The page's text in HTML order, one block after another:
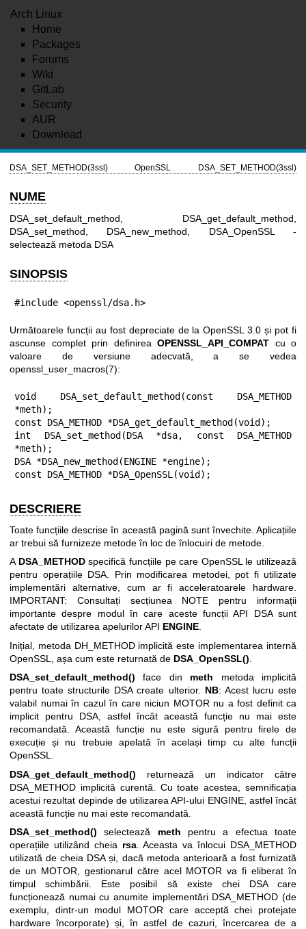
Arch Linux
Home
Packages
Forums
Wiki
GitLab
Security
AUR
Download
DSA_SET_METHOD(3ssl) OpenSSL DSA_SET_METHOD(3ssl)
NUME
DSA_set_default_method, DSA_get_default_method,
DSA_set_method, DSA_new_method, DSA_OpenSSL -
selectează metoda DSA
SINOPSIS
#include <openssl/dsa.h>
Următoarele funcții au fost depreciate de la OpenSSL 3.0 și pot fi
ascunse complet prin definirea OPENSSL_API_COMPAT cu o
valoare de versiune adecvată, a se vedea
openssl_user_macros(7):
void DSA_set_default_method(const DSA_METHOD
*meth);
const DSA_METHOD *DSA_get_default_method(void);
int DSA_set_method(DSA *dsa, const DSA_METHOD
*meth);
DSA *DSA_new_method(ENGINE *engine);
const DSA_METHOD *DSA_OpenSSL(void);
DESCRIERE
Toate funcțiile descrise în această pagină sunt învechite. Aplicațiile
ar trebui să furnizeze metode în loc de înlocuiri de metode.
A DSA_METHODspecifică funcțiile pe care OpenSSL le utilizează
pentru operațiile DSA. Prin modificarea metodei, pot fi utilizate
implementări alternative, cum ar fi acceleratoarele hardware.
IMPORTANT: Consultați secțiunea NOTE pentru informații
importante despre modul în care aceste funcții API DSA sunt
afectate de utilizarea apelurilor API ENGINE.
Inițial, metoda DH_METHOD implicită este implementarea internă
OpenSSL, așa cum este returnată de DSA_OpenSSL()
DSA_set_default_method() face din meth metoda implicită
pentru toate structurile DSA create ulterior. NB: Acest lucru este
valabil numai în cazul în care niciun MOTOR nu a fost definit ca
implicit pentru DSA, astfel încât această funcție nu mai este
recomandată. Această funcție nu este sigură pentru firele de
execuție și nu trebuie apelată în același timp cu alte funcții
OpenSSL.
DSA_get_default_method() returnează un indicator către
DSA_METHOD implicită curentă. Cu toate acestea, semnificația
acestui rezultat depinde de utilizarea API-ului ENGINE, astfel încât
această funcție nu mai este recomandată.
DSA_set_method() selectează meth pentru a efectua toate
operațiile utilizând cheia rsa. Aceasta va înlocui DSA_METHOD
utilizată de cheia DSA și, dacă metoda anterioară a fost furnizată
de un MOTOR, gestionarul către acel MOTOR va fi eliberat în
timpul schimbării. Este posibil să existe chei DSA care
funcționează numai cu anumite implementări DSA_METHOD (de
exemplu, dintr-un modul MOTOR care acceptă chei protejate
hardware încorporate) și, în astfel de cazuri, încercarea de a